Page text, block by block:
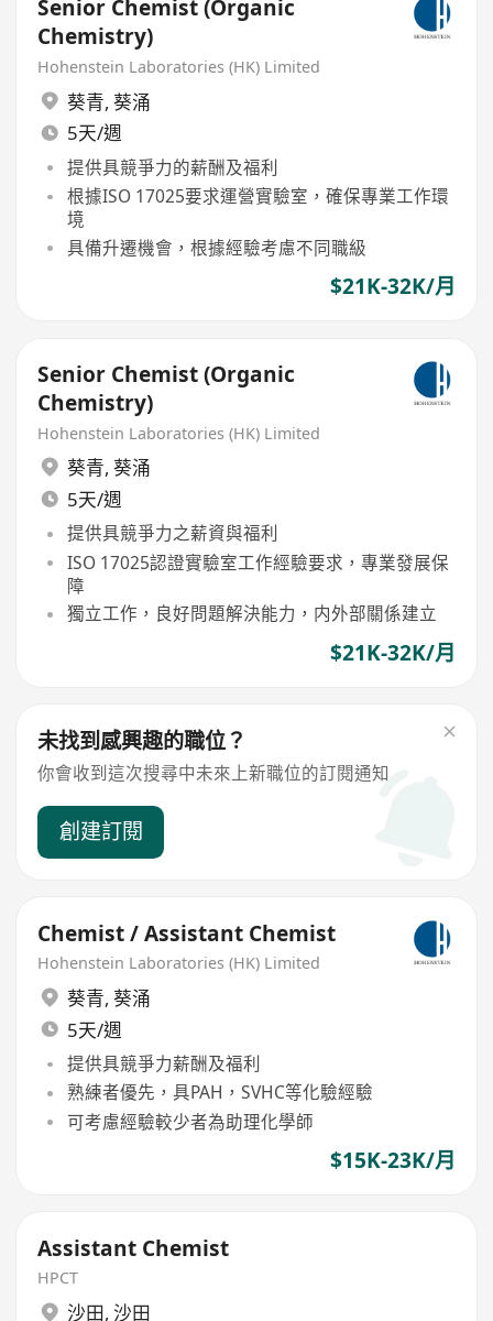
Senior Chemist (Organic
Chemistry)
Hohenstein Laboratories (HK) Limited
葵青, 葵涌
5天/週
提供具競爭力的薪酬及福利
根據ISO 17025要求運營實驗室，確保專業工作環
境
具備升遷機會，根據經驗考慮不同職級
$21K-32K/月
Senior Chemist (Organic
Chemistry)
Hohenstein Laboratories (HK) Limited
葵青, 葵涌
5天/週
提供具競爭力之薪資與福利
ISO 17025認證實驗室工作經驗要求，專業發展保
障
獨立工作，良好問題解決能力，内外部關係建立
$21K-32K/月
未找到感興趣的職位？
你會收到這次搜尋中未來上新職位的訂閱通知
創建訂閱
Chemist / Assistant Chemist
Hohenstein Laboratories (HK) Limited
葵青, 葵涌
5天/週
提供具競爭力薪酬及福利
熟練者優先，具PAH，SVHC等化驗經驗
可考慮經驗較少者為助理化學師
$15K-23K/月
Assistant Chemist
HPCT
沙田, 沙田